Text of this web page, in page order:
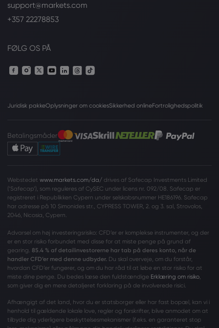
support@markets.com
+357 22278853
FØLG OS PÅ
Juridisk pakkeOplysninger om cookiesSikkerhed onlineFortrolighedspolitik
Betalingsmåder
Webstedet www.markets.com/da/ drives af Safecap Investments Limited
(‘Safecap’), som reguleres af CySEC under licens nr. 092/08. Safecap er
registreret i Republikken Cypern under selskabsnummer HE186196. Safecap
har adresse på 10 Simonides str., CYPRESS TOWER, 2. og 3. sal, Strovolos,
2046, Nicosia, Cypern.
Advarsel om høj investeringsrisiko: CFD’er er komplekse instrumenter, og der
er en stor risiko forbundet med disse for at miste penge på grund af
gearing. 85.4 % af detailinvestorerne har tab på deres konto, når de
handler CFD’er med denne udbyder. Du skal overveje, om du forstår,
hvordan CFD’er fungerer, og om du har råd til at løbe en stor risiko for at
miste dine penge. Du bedes læse den fuldstændige Erklæring om risiko
som giver dig en mere detaljeret forklaring på de involverede risici.
Afhængigt af det land, hvor du er statsborger eller har fast bopæl, kan vi i
henhold til gældende lokale love, regler og forskrifter, blive anmodet om at
tilbyde dig yderligere beskyttelsesmekanismer (f.eks. en garanteret stop